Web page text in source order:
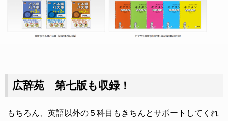
広辞苑 第七版も収録！
もちろん、英語以外の５科目もきちんとサポートしてくれ